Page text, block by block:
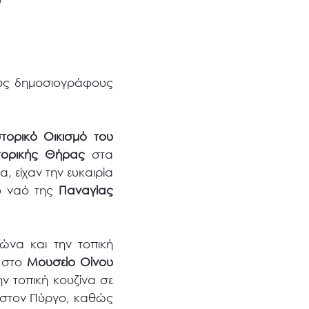
δημοσιογράφους
Οικισμό του
Θήρας στα
την ευκαιρία
ναό της Παναγίας
και την τοπική
Μουσείο Οίνου
κουζίνα σε
Πύργο, καθώς